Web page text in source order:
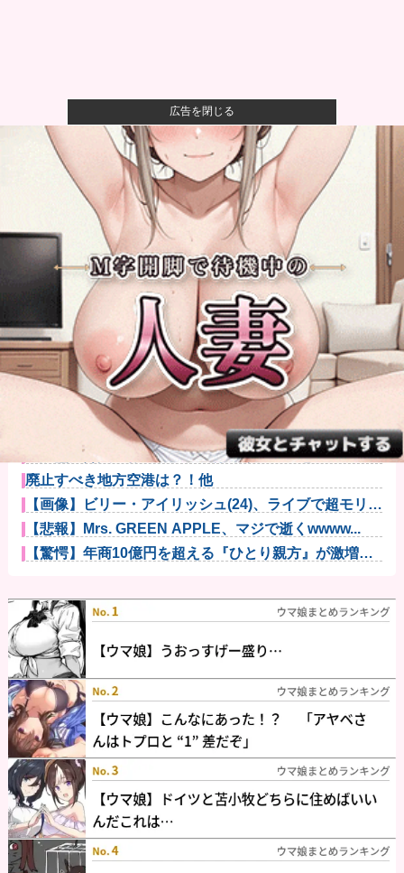
オコエ瑠偉、メキシコに渡って2球団を即クビ→SNS更
新が3ヶ...
【警告】社会人「スムージーにキウイ皮ごと入れよ。
これ美容にい...
【悲報】風俗嬢やってる女の末路ｗｗｗｗｗｗｗｗｗ
【悲報】映画館の客、ほぼバイオテロレベルのやらか
しで観客が避...
伊Autosprint誌：ニューエイ代表渾身のアストンマー
チ...
【驚愕】田中みな実さん、妊娠中に“背中ぱっくり”ド
レス＆10...
【悲報】Googleのエンジニア「AIで仕事がつまらなく
広島・モンテロ、怠慢プレー 走ればセーフだったの
にベンチへ帰...
【速報】全国の女子高生、お前らに苦言ｗｗｗｗｗｗ
ｗｗｗｗ他
泥酔した義父「お前らの遺産は減額だ！」意味不明な
ので問い詰め...
廃止すべき地方空港は？！他
【画像】ビリー・アイリッシュ(24)、ライブで超モリマ
ンスジ...
【悲報】Mrs. GREEN APPLE、マジで逝くwwww...
【驚愕】年商10億円を超える『ひとり親方』が激増
広告を閉じる